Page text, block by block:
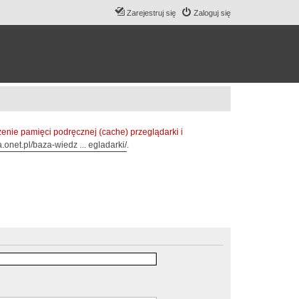
Zaloguj się
Zarejestruj się
pamięci podręcznej (cache) przeglądarki i
baza-wiedz ... egladarki/.